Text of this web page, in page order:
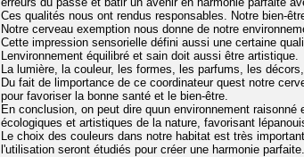
Ces qualités nous ont rendus responsables. Notre bien-
Notre cerveau exemption nous donne de notre
Cette impression sensorielle défini aussi une certaine
Lenvironnement équilibré et sain doit aussi être artistique.
La lumière, la couleur, les formes, les parfums, les
Du fait de limportance de ce coordinateur quest notre
pour favoriser la bonne santé et le bien-être.
En conclusion, on peut dire quun environnement
écologiques et artistiques de la nature, favorisant
Le choix des couleurs dans notre habitat est très
l'utilisation seront étudiés pour créer une harmonie